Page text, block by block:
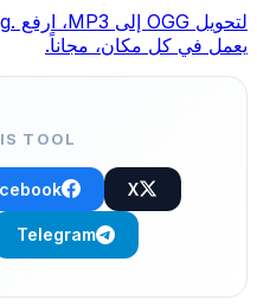
يعمل في كل مكان، مجاناً.
TOOL
X
Telegram